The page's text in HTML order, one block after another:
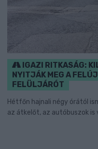
IGAZI RITKASÁG:
NYITJÁK MEG A
FELÜLJÁRÓT
Hétfőn hajnali négy órától
az átkelőt, az autóbuszok